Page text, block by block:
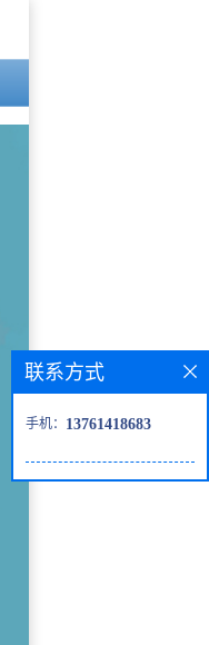
联系方式
手机： 13761418683